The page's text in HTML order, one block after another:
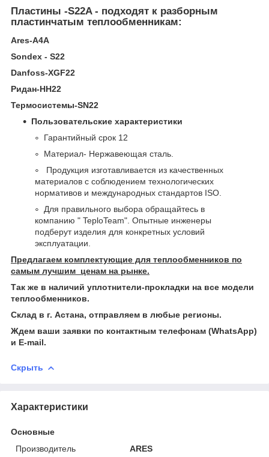
Пластины -S22A - подходят к разборным
пластинчатым теплообменникам:
Ares-A4А
Sondex - S22
Danfoss-XGF22
Ридан-HH22
Термосистемы-SN22
Пользовательские характеристики
Гарантийный срок 12
Материал- Нержавеющая сталь.
Продукция изготавливается из качественных
материалов с соблюдением технологических
нормативов и международных стандартов ISO.
Для правильного выбора обращайтесь в
компанию " TeploTeam". Опытные инженеры
подберут изделия для конкретных условий
эксплуатации.
Предлагаем комплектующие для теплообменников по
самым лучшим ценам на рынке.
Так же в наличий уплотнители-прокладки на все модели
теплообменников.
Склад в г. Астана, отправляем в любые регионы.
Ждем ваши заявки по контактным телефонам (WhatsApp)
и Е-mail.
Скрыть
Характеристики
Основные
Производитель
ARES